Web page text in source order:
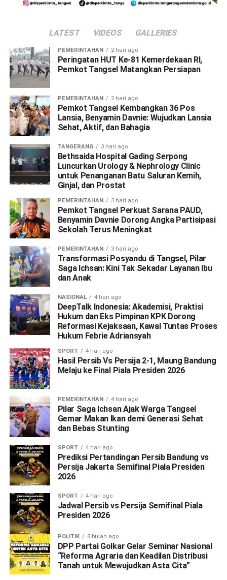
LATEST VIDEOS GALLERIES
PEMERINTAHAN 2 hari ago
Peringatan HUT Ke-81 Kemerdekaan RI,
Pemkot Tangsel Matangkan Persiapan
PEMERINTAHAN 2 hari ago
Pemkot Tangsel Kembangkan 36 Pos
Lansia, Benyamin Davnie: Wujudkan Lansia
Sehat, Aktif, dan Bahagia
TANGERANG 3 hari ago
Bethsaida Hospital Gading Serpong
Luncurkan Urology & Nephrology Clinic
untuk Penanganan Batu Saluran Kemih,
Ginjal, dan Prostat
PEMERINTAHAN 3 hari ago
Pemkot Tangsel Perkuat Sarana PAUD,
Benyamin Davnie Dorong Angka Partisipasi
Sekolah Terus Meningkat
PEMERINTAHAN 3 hari ago
Transformasi Posyandu di Tangsel, Pilar
Saga Ichsan: Kini Tak Sekadar Layanan Ibu
dan Anak
NASIONAL 4 hari ago
DeepTalk Indonesia: Akademisi, Praktisi
Hukum dan Eks Pimpinan KPK Dorong
Reformasi Kejaksaan, Kawal Tuntas Proses
Hukum Febrie Adriansyah
SPORT 4 hari ago
Hasil Persib Vs Persija 2-1, Maung Bandung
Melaju ke Final Piala Presiden 2026
PEMERINTAHAN 4 hari ago
Pilar Saga Ichsan Ajak Warga Tangsel
Gemar Makan Ikan demi Generasi Sehat
dan Bebas Stunting
SPORT 4 hari ago
Prediksi Pertandingan Persib Bandung vs
Persija Jakarta Semifinal Piala Presiden
2026
SPORT 4 hari ago
Jadwal Persib vs Persija Semifinal Piala
Presiden 2026
POLITIK 8 bulan ago
DPP Partai Golkar Gelar Seminar Nasional
“Reforma Agraria dan Keadilan Distribusi
Tanah untuk Mewujudkan Asta Cita”